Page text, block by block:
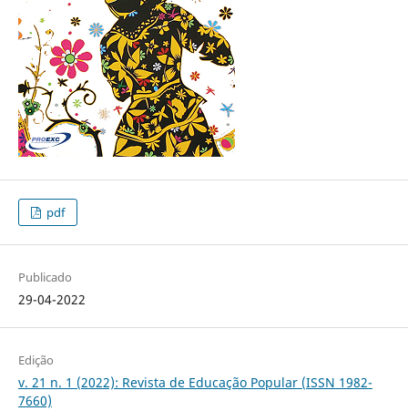
pdf
Publicado
29-04-2022
Edição
v. 21 n. 1 (2022): Revista de Educação Popular (ISSN 1982-
7660)